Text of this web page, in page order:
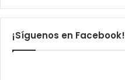
¡Síguenos en Facebook!